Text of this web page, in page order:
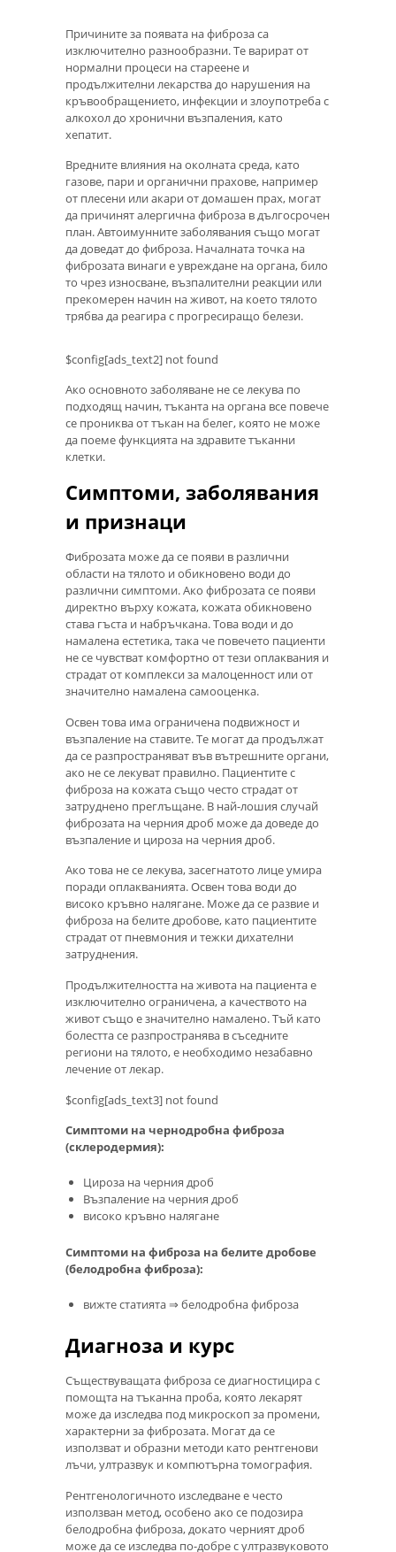
Причините за появата на фиброза са
изключително разнообразни. Те варират от
нормални процеси на стареене и
продължителни лекарства до нарушения на
кръвообращението, инфекции и злоупотреба с
алкохол до хронични възпаления, като
хепатит.
Вредните влияния на околната среда, като
газове, пари и органични прахове, например
от плесени или акари от домашен прах, могат
да причинят алергична фиброза в дългосрочен
план. Автоимунните заболявания също могат
да доведат до фиброза. Началната точка на
фиброзата винаги е увреждане на органа, било
то чрез износване, възпалителни реакции или
прекомерен начин на живот, на което тялото
трябва да реагира с прогресиращо белези.
$config[ads_text2] not found
Ако основното заболяване не се лекува по
подходящ начин, тъканта на органа все повече
се прониква от тъкан на белег, която не може
да поеме функцията на здравите тъканни
клетки.
Симптоми, заболявания
и признаци
Фиброзата може да се появи в различни
области на тялото и обикновено води до
различни симптоми. Ако фиброзата се появи
директно върху кожата, кожата обикновено
става гъста и набръчкана. Това води и до
намалена естетика, така че повечето пациенти
не се чувстват комфортно от тези оплаквания и
страдат от комплекси за малоценност или от
значително намалена самооценка.
Освен това има ограничена подвижност и
възпаление на ставите. Те могат да продължат
да се разпространяват във вътрешните органи,
ако не се лекуват правилно. Пациентите с
фиброза на кожата също често страдат от
затруднено преглъщане. В най-лошия случай
фиброзата на черния дроб може да доведе до
възпаление и цироза на черния дроб.
Ако това не се лекува, засегнатото лице умира
поради оплакванията. Освен това води до
високо кръвно налягане. Може да се развие и
фиброза на белите дробове, като пациентите
страдат от пневмония и тежки дихателни
затруднения.
Продължителността на живота на пациента е
изключително ограничена, а качеството на
живот също е значително намалено. Тъй като
болестта се разпространява в съседните
региони на тялото, е необходимо незабавно
лечение от лекар.
$config[ads_text3] not found
Симптоми на чернодробна фиброза
(склеродермия):
Цироза на черния дроб
Възпаление на черния дроб
високо кръвно налягане
Симптоми на фиброза на белите дробове
(белодробна фиброза):
вижте статията ⇒ белодробна фиброза
Диагноза и курс
Съществуващата фиброза се диагностицира с
помощта на тъканна проба, която лекарят
може да изследва под микроскоп за промени,
характерни за фиброзата. Могат да се
използват и образни методи като рентгенови
лъчи, ултразвук и компютърна томография.
Рентгенологичното изследване е често
използван метод, особено ако се подозира
белодробна фиброза, докато черният дроб
може да се изследва по-добре с ултразвуковото